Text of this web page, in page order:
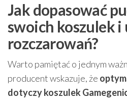
Jak dopasować
swoich koszulek
rozczarowań?
Warto pamiętać o jednym
producent wskazuje, że
dotyczy koszulek